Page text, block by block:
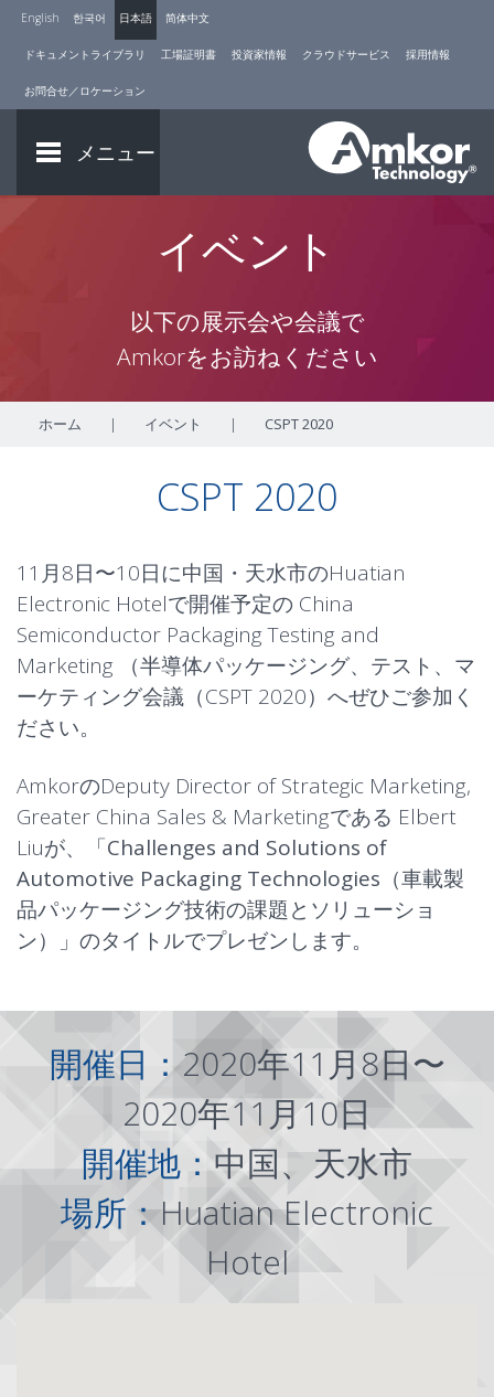
English 한국어 日本語 简体中文
ドキュメントライブラリ 工場証明書 投資家情報 クラウドサービス 採用情報
お問合せ／ロケーション
メニュー
イベント
以下の展示会や会議で
Amkorをお訪ねください
ホーム | イベント | CSPT 2020
CSPT 2020
11月8日〜10日に中国・天水市のHuatian
Electronic Hotelで開催予定の China
Semiconductor Packaging Testing and
Marketing
（半導体パッケージング、テスト、マ
ーケティング会議（CSPT 2020）へぜひご参加く
ださい。
AmkorのDeputy Director of Strategic Marketing,
Greater China Sales & Marketingである Elbert
Liuが、「Challenges and Solutions of
Automotive Packaging Technologies （車載製
品パッケージング技術の課題とソリューショ
ン）」のタイトルでプレゼンします。
開催日：2020年11月8日〜
2020年11月10日
開催地：中国、天水市
場所：Huatian Electronic
Hotel